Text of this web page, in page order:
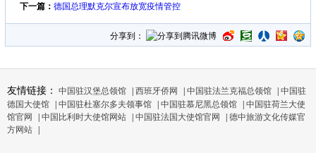
下一篇： 德国总理默克尔宣布放宽疫情管控
分享到：
友情链接： 中国驻汉堡总领馆 | 西班牙侨网 | 中国驻法兰克福总领馆 | 中国驻
德国大使馆 | 中国驻杜塞尔多夫领事馆 | 中国驻慕尼黑总领馆 | 中国驻荷兰大使
馆官网
| 中国比利时大使馆网站 | 中国驻法国大使馆官网 | 德中旅游文化传媒官
方网站 |